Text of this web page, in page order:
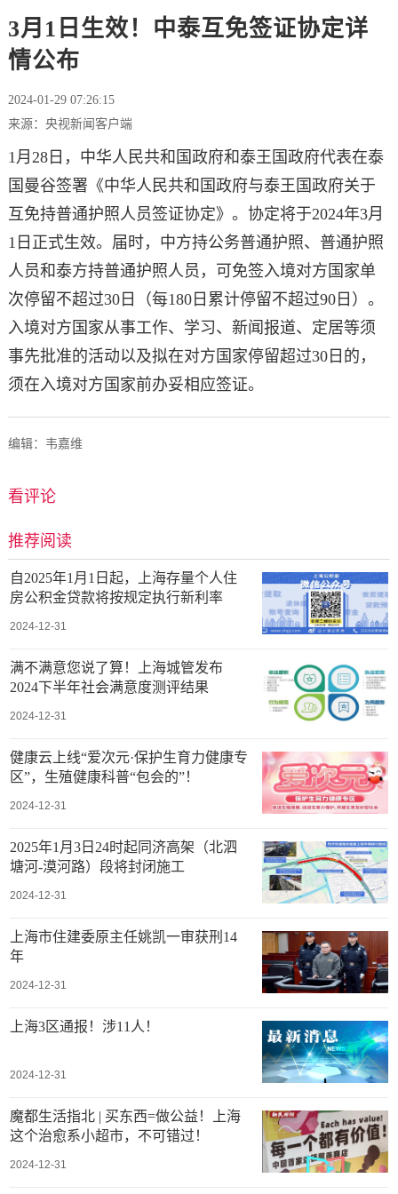
3月1日生效！中泰互免签证协定详
情公布
2024-01-29 07:26:15
来源：央视新闻客户端
1月28日，中华人民共和国政府和泰王国政府代表在泰
国曼谷签署《中华人民共和国政府与泰王国政府关于
互免持普通护照人员签证协定》。协定将于2024年3月
1日正式生效。届时，中方持公务普通护照、普通护照
人员和泰方持普通护照人员，可免签入境对方国家单
次停留不超过30日（每180日累计停留不超过90日）。
入境对方国家从事工作、学习、新闻报道、定居等须
事先批准的活动以及拟在对方国家停留超过30日的，
须在入境对方国家前办妥相应签证。
编辑：韦嘉维
看评论
推荐阅读
自2025年1月1日起，上海存量个人住
房公积金贷款将按规定执行新利率
2024-12-31
满不满意您说了算！上海城管发布
2024下半年社会满意度测评结果
2024-12-31
健康云上线“爱次元·保护生育力健康专
区”，生殖健康科普“包会的”！
2024-12-31
2025年1月3日24时起同济高架（北泗
塘河-漠河路）段将封闭施工
2024-12-31
上海市住建委原主任姚凯一审获刑14
年
2024-12-31
上海3区通报！涉11人！
2024-12-31
魔都生活指北 | 买东西=做公益！上海
这个治愈系小超市，不可错过！
2024-12-31